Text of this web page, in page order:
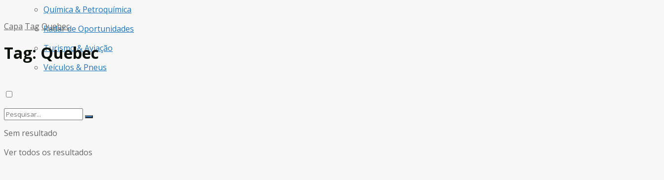
Química & Petroquímica
Radar de Oportunidades
Turismo & Aviação
Veículos & Pneus
Sem resultado
Ver todos os resultados
Capa TagQuebec
Tag:Quebec